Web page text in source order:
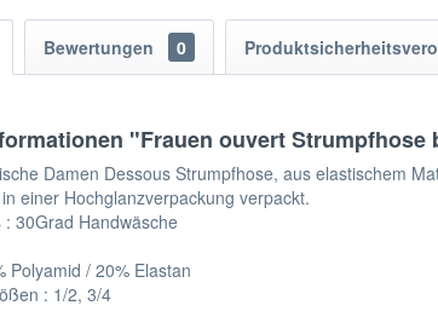
Bewertungen 0
"Frauen ouvert
Damen Dessous Strumpfhose, aus elastischem
einer Hochglanzverpackung verpackt.
: 30Grad Handwäsche
Polyamid / 20% Elastan
: 1/2, 3/4